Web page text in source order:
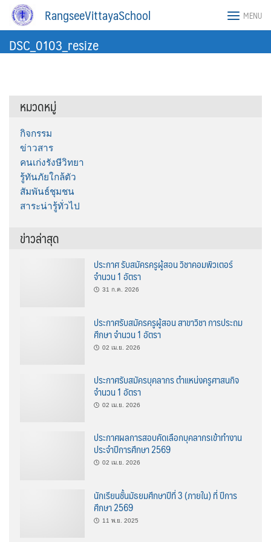
Skip
RangseeVittayaSchool MENU
DSC_0103_resize
หมวดหมู่
กิจกรรม
ข่าวสาร
คนเก่งรังษีวิทยา
รู้ทันภัยใกล้ตัว
สัมพันธ์ชุมชน
สาระน่ารู้ทั่วไป
ข่าวล่าสุด
ประกาศ รับสมัครครูผู้สอน วิชาคอมพิวเตอร์
จำนวน 1 อัตรา
31 ก.ค. 2026
ประกาศรับสมัครครูผู้สอน สาขาวิชา การประถม
ศึกษา จำนวน 1 อัตรา
02 เม.ย. 2026
ประกาศรับสมัครบุคลากร ตำแหน่งครูศาสนกิจ
จำนวน 1 อัตรา
02 เม.ย. 2026
ประกาศผลการสอบคัดเลือกบุคลากรเข้าทำงาน
ประจำปีการศึกษา 2569
02 เม.ย. 2026
นักเรียนชั้นมัธยมศึกษาปีที่ 3 (ภายใน) ที่ ปีการ
ศึกษา 2569
11 พ.ย. 2025